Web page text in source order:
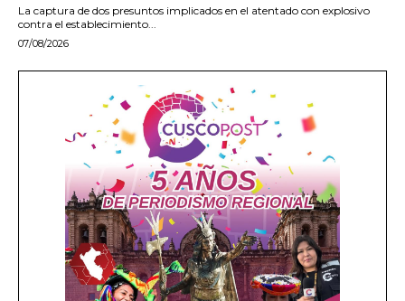
La captura de dos presuntos implicados en el atentado con explosivo
contra el establecimiento...
07/08/2026